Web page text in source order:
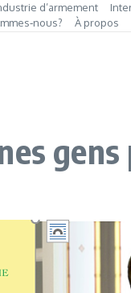
d’armement
À propos